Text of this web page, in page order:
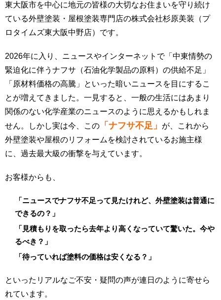
東大阪市を中心に地元の皆様の大切なお住まいを守り続け
ている外壁塗装・屋根塗装専門店の株式会社杉原美装（プ
ロタイムズ東大阪中野店）です。
2026年に入り、ニュースやインターネットで「中東情勢の
緊迫化に伴うナフサ（石油化学製品の原料）の供給不足」
「原材料価格の高騰」といった暗いニュースを目にするこ
とが増えてきました。一見すると、一般の生活にはあまり
関係のない化学産業のニュースのように思えるかもしれま
せん。しかし実は今、この 「ナフサ不足」
が、これから
外壁塗装や屋根のリフォームを検討されているお施主様
に、過去最大級の衝撃を与えています。
お客様からも、
「ニュースでナフサ不足って見たけれど、外壁塗装は普通に
できるの？」
「見積もりを取ったら去年より高くなっていて驚いた。今や
るべき？」
「待っていれば塗料の価格は安くなる？」
といったリアルなご不安・疑問の声が連日のように寄せら
れています。